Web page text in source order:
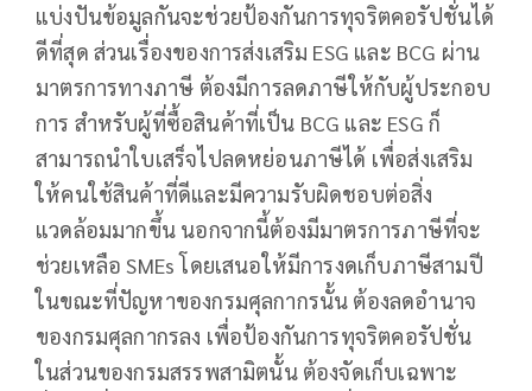
แบ่งปันข้อมูลกันจะช่วยป้องกันการทุจริตคอรัปชั่นได้
ดีที่สุด ส่วนเรื่องของการส่งเสริม ESG และ BCG ผ่าน
มาตรการทางภาษี ต้องมีการลดภาษีให้กับผู้ประกอบ
การ สำหรับผู้ที่ซื้อสินค้าที่เป็น BCG และ ESG ก็
สามารถนำใบเสร็จไปลดหย่อนภาษีได้ เพื่อส่งเสริม
ให้คนใช้สินค้าที่ดีและมีความรับผิดชอบต่อสิ่ง
แวดล้อมมากขึ้น นอกจากนี้ต้องมีมาตรการภาษีที่จะ
ช่วยเหลือ SMEs โดยเสนอให้มีการงดเก็บภาษีสามปี
ในขณะที่ปัญหาของกรมศุลกากรนั้น ต้องลดอำนาจ
ของกรมศุลกากรลง เพื่อป้องกันการทุจริตคอรัปชั่น
ในส่วนของกรมสรรพสามิตนั้น ต้องจัดเก็บเฉพาะ